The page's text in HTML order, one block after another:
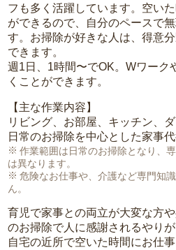
フも多く活躍しています。空い
ができるので、自分のペースで
す。お掃除が好きな人は、得意
できます。
週1日、1時間〜でOK。Wワーク
くことができます。
【主な作業内容】
リビング、お部屋、キッチン、
日常のお掃除を中心とした家事
作業範囲は日常のお掃除となり、
は異なります。
危険なお仕事や、介護など専門知
ん。
育児で家事との両立が大変な方
のお掃除で人に感謝されるやり
自宅の近所で空いた時間にお仕